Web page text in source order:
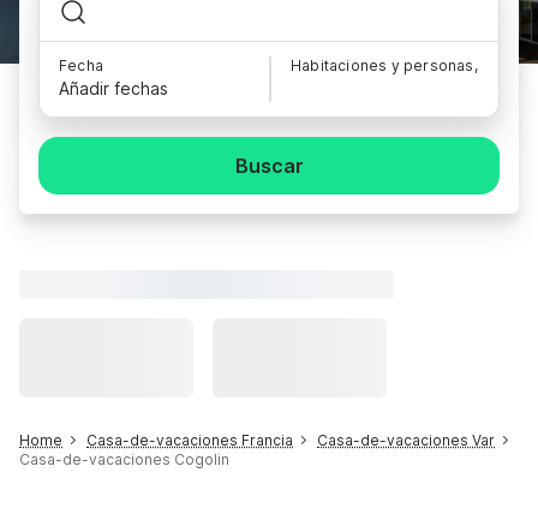
Fecha
Añadir fechas
Habitaciones y personas,
Buscar
Home Casa-de-vacaciones Francia
Casa-de-vacaciones Var
Casa-de-vacaciones Cogolin